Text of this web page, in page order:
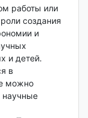
работы или
создания
и
и детей.
в
можно
научные